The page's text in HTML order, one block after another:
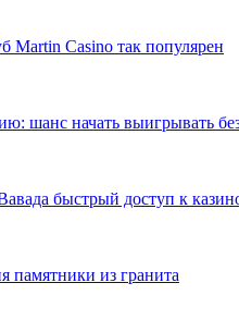
Martin Casino так популярен
шанс начать выигрывать
быстрый доступ к
памятники из гранита